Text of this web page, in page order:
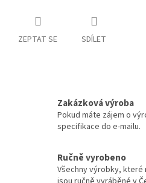
ZEPTAT SE SDÍLET
Zakázková výroba
Pokud máte zájem o
specifikace do e-mailu.
Ručně vyrobeno
Všechny výrobky, které